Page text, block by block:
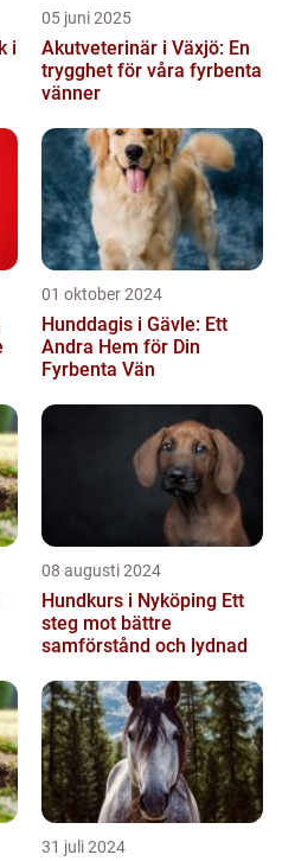
i
05 juni 2025
Akutveterinär i Växjö: En
trygghet för våra fyrbenta
vänner
01 oktober 2024
Hunddagis i Gävle: Ett
Andra Hem för Din
Fyrbenta Vän
08 augusti 2024
Hundkurs i Nyköping Ett
steg mot bättre
samförstånd och lydnad
31 juli 2024